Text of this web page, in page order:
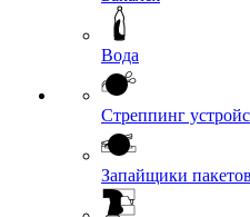
Вода
Стреппинг
Запайщики пакетов